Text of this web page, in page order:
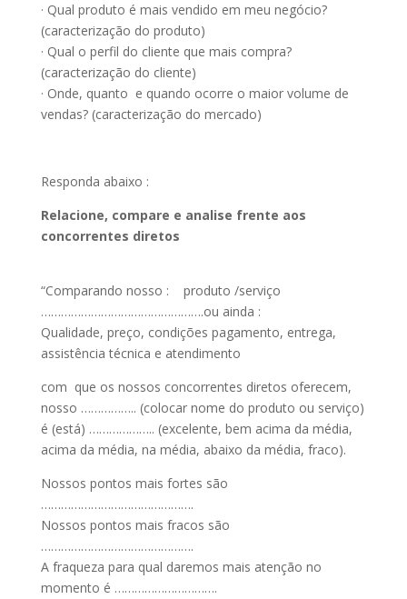
· Qual produto é mais vendido em meu negócio?
(caracterização do produto)
· Qual o perfil do cliente que mais compra?
(caracterização do cliente)
· Onde, quanto e quando ocorre o maior volume de
vendas? (caracterização do mercado)
Responda abaixo :
Relacione, compare e analise frente aos
concorrentes diretos
“Comparando nosso : produto /serviço
………………………………………….ou ainda :
Qualidade, preço, condições pagamento, entrega,
assistência técnica e atendimento
com que os nossos concorrentes diretos oferecem,
nosso …………….. (colocar nome do produto ou serviço)
é (está) ……………….. (excelente, bem acima da média,
acima da média, na média, abaixo da média, fraco).
Nossos pontos mais fortes são
……………………………………….
Nossos pontos mais fracos são
……………………………………….
A fraqueza para qual daremos mais atenção no
momento é ………………………….